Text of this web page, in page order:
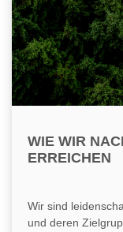
WIE WIR
ERREICHEN
Wir sind
und deren